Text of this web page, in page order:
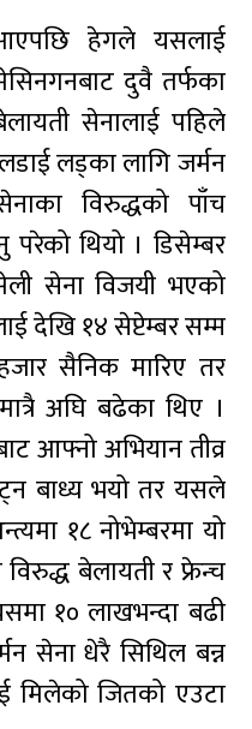
हेगले यसलाई
दुवै तर्फका
सेनालाई पहिले
लड्का लागि जर्मन
विरुद्धको पाँच
परेको थियो । डिसेम्बर
सेना विजयी भएको
देखि १४ सेप्टेम्बर सम्म
सैनिक मारिए तर
अघि बढेका थिए ।
आफ्नो अभियान तीव्र
बाध्य भयो तर यसले
१८ नोभेम्बरमा यो
बेलायती र फ्रेन्च
१० लाखभन्दा बढी
सेना धेरै सिथिल बन्न
मिलेको जितको एउटा